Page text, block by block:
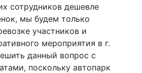
сотрудников дешевле
мы будем только
участников и
мероприятия в г.
данный вопрос с
поскольку автопарк